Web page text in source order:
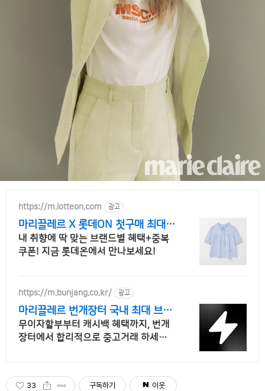
https://m.lotteon.com 광고
마리끌레르 X 롯데ON 첫구매 최대 5
천원 혜택!
내 취향에 딱 맞는 브랜드별 혜택+중복
쿠폰! 지금 롯데온에서 만나보세요!
https://m.bunjang.co.kr/ 광고
마리끌레르 번개장터 국내 최대 브랜
드 중고거래
무이자할부부터 캐시백 혜택까지, 번개
장터에서 합리적으로 중고거래 하세요
드
33 구독하기 이웃